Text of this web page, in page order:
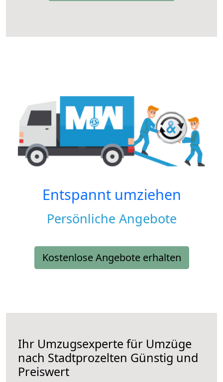
Entspannt umziehen
Persönliche Angebote
Kostenlose Angebote erhalten
Ihr Umzugsexperte für Umzüge
nach Stadtprozelten Günstig und
Preiswert